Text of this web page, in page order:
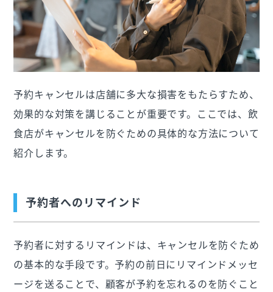
予約キャンセルは店舗に多大な損害をもたらすため、
効果的な対策を講じることが重要です。ここでは、飲
食店がキャンセルを防ぐための具体的な方法について
紹介します。
予約者へのリマインド
予約者に対するリマインドは、キャンセルを防ぐため
の基本的な手段です。予約の前日にリマインドメッセ
ージを送ることで、顧客が予約を忘れるのを防ぐこと